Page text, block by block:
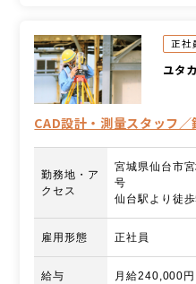
正社
ユタ
CAD設計・測量スタッフ
勤務地・ア
クセス
宮城県仙台市
号
仙台駅より徒
雇用形態 正社員
給与 月給240,000